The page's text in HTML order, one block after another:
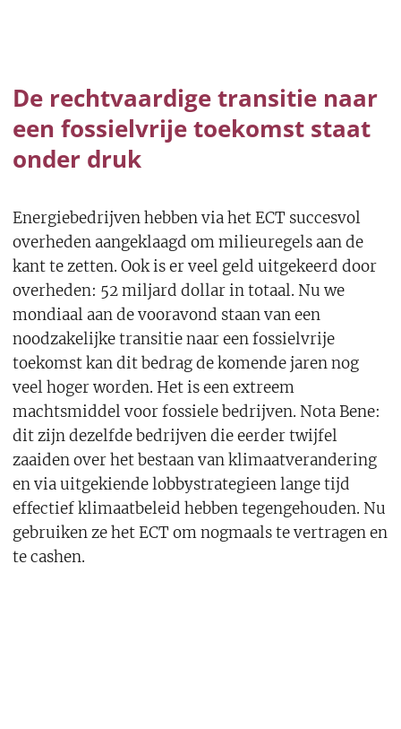
De rechtvaardige transitie naar
een fossielvrije toekomst staat
onder druk
Energiebedrijven hebben via het ECT succesvol
overheden aangeklaagd om milieuregels aan de
kant te zetten. Ook is er veel geld uitgekeerd door
overheden: 52 miljard dollar in totaal. Nu we
mondiaal aan de vooravond staan van een
noodzakelijke transitie naar een fossielvrije
toekomst kan dit bedrag de komende jaren nog
veel hoger worden. Het is een extreem
machtsmiddel voor fossiele bedrijven. Nota Bene:
dit zijn dezelfde bedrijven die eerder twijfel
zaaiden over het bestaan van klimaatverandering
en via uitgekiende lobbystrategieen lange tijd
effectief klimaatbeleid hebben tegengehouden. Nu
gebruiken ze het ECT om nogmaals te vertragen en
te cashen.